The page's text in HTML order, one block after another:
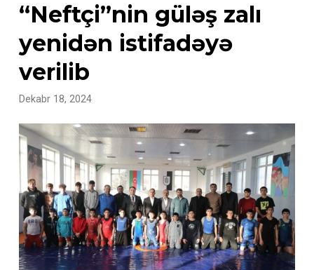
“Neftçi”nin güləş zalı
yenidən istifadəyə
verilib
Dekabr 18, 2024